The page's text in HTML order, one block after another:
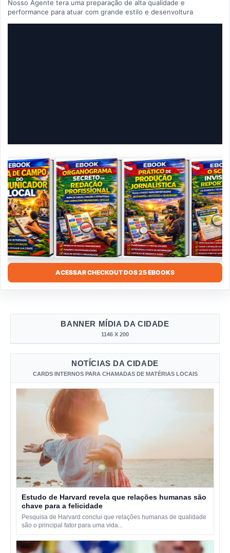
Nosso Agente tera uma preparação de alta qualidade e
performance para atuar com grande estilo e desenvoltura
ACESSAR CHECKOUT DOS 25 EBOOKS
BANNER MÍDIA DA CIDADE
1146 X 200
NOTÍCIAS DA CIDADE
CARDS INTERNOS PARA CHAMADAS DE MATÉRIAS LOCAIS
Estudo de Harvard revela que relações humanas são
chave para a felicidade
Pesquisa de Harvard conclui que relações humanas de qualidade
são o principal fator para uma vida...